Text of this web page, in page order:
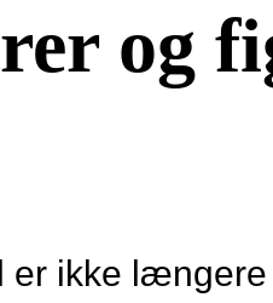
og
er ikke